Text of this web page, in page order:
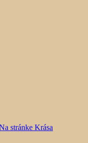
stránke Krása